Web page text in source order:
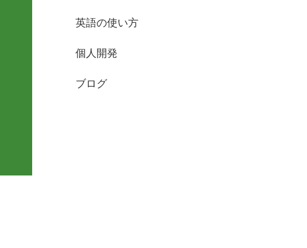
英語の使い方
個人開発
ブログ